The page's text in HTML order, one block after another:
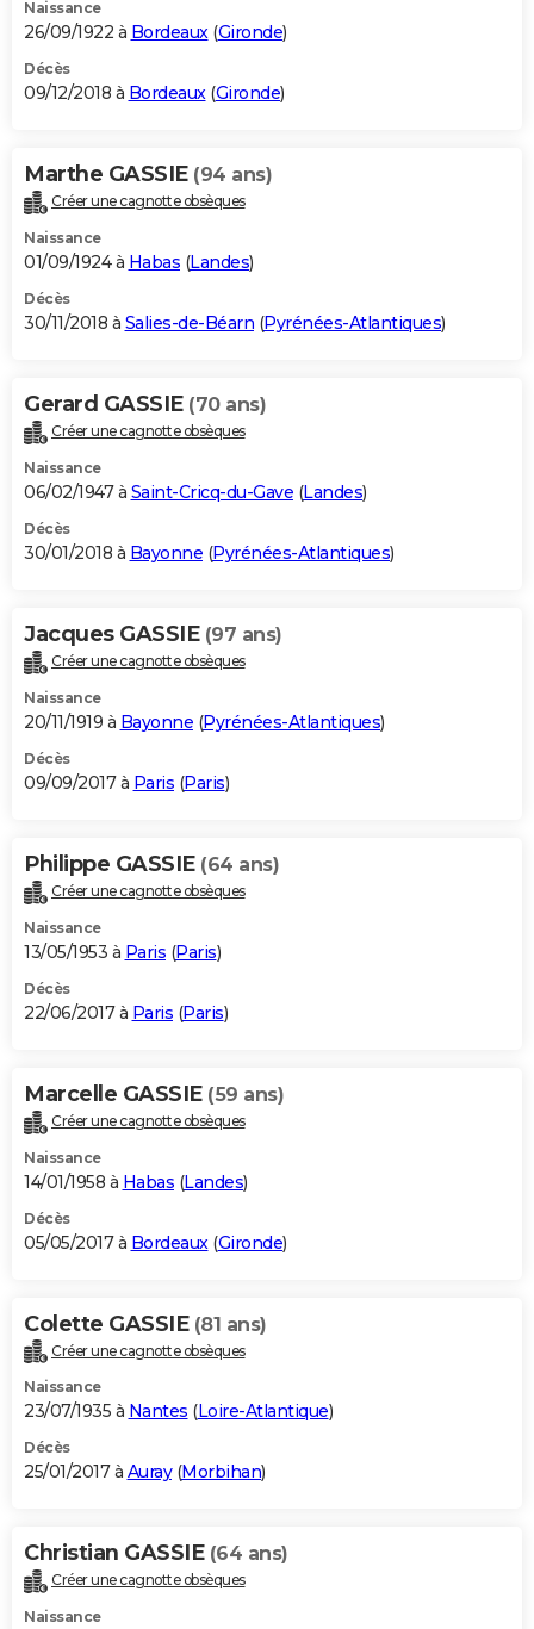
Naissance
26/09/1922 à Bordeaux(Gironde)
Décès
09/12/2018 à Bordeaux(Gironde)
Marthe GASSIE (94 ans)
Créer une cagnotte obsèques
Naissance
01/09/1924 à Habas (Landes)
Décès
30/11/2018 à Salies-de-Béarn (Pyrénées-Atlantiques)
Gerard GASSIE (70 ans)
Créer une cagnotte obsèques
Naissance
06/02/1947 à Saint-Cricq-du-Gave (Landes)
Décès
30/01/2018 à Bayonne (Pyrénées-Atlantiques)
Jacques GASSIE (97 ans)
Créer une cagnotte obsèques
Naissance
20/11/1919 à Bayonne (Pyrénées-Atlantiques)
Décès
09/09/2017 à Paris (Paris)
Philippe GASSIE (64 ans)
Créer une cagnotte obsèques
Naissance
13/05/1953 à Paris (Paris)
Décès
22/06/2017 à Paris (Paris)
Marcelle GASSIE (59 ans)
Créer une cagnotte obsèques
Naissance
14/01/1958 à Habas (Landes)
Décès
05/05/2017 à Bordeaux (Gironde)
Colette GASSIE (81 ans)
Créer une cagnotte obsèques
Naissance
23/07/1935 à Nantes (Loire-Atlantique)
Décès
25/01/2017 à Auray(Morbihan)
Christian GASSIE (64 ans)
Créer une cagnotte obsèques
Naissance